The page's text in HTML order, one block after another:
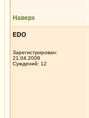
Наверх
EDO
Зарегистрирован:
21.04.2008
Суждений: 12